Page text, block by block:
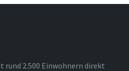
2.500 Einwohnern direkt